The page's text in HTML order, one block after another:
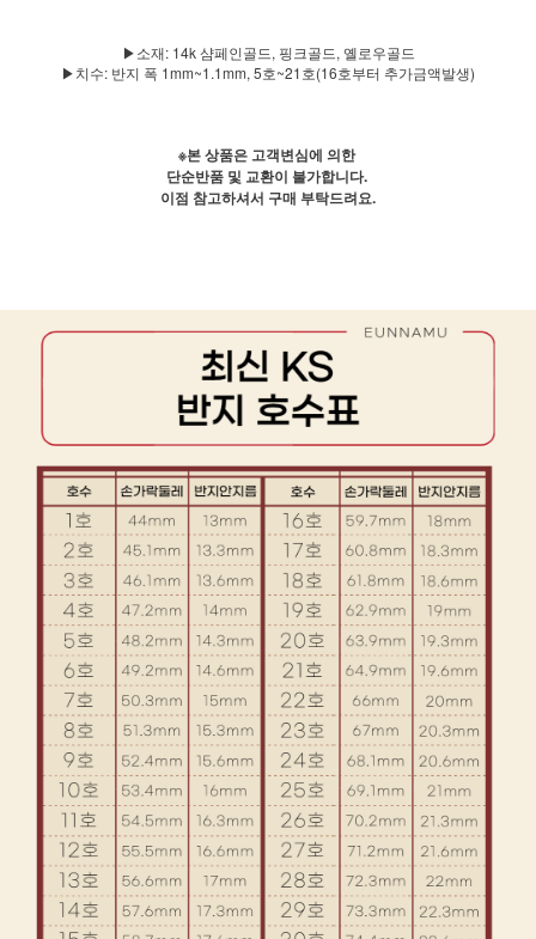
▶소재: 14k 샴페인골드, 핑크골드, 옐로우골드
▶치수: 반지 폭 1mm~1.1mm, 5호~21호(16호부터 추가금액발생)
※본 상품은 고객변심에 의한
단순반품 및 교환이 불가합니다.
이점 참고하셔서 구매 부탁드려요.